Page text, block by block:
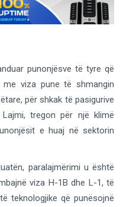
punonjësve të tyre që
viza pune të shmangin
për shkak të pasigurive
tregon për një klimë
e huaj në sektorin
paralajmërimi u është
viza H-1B dhe L-1, të
teknologjike që punësojnë